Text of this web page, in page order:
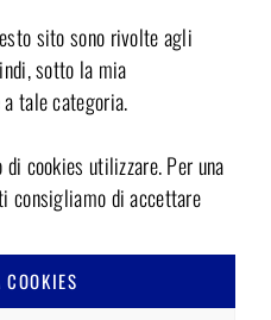
sito sono rivolte agli
sotto la mia
tale categoria.
cookies utilizzare. Per una
consigliamo di accettare
COOKIES
LE NOSTRE LINEE